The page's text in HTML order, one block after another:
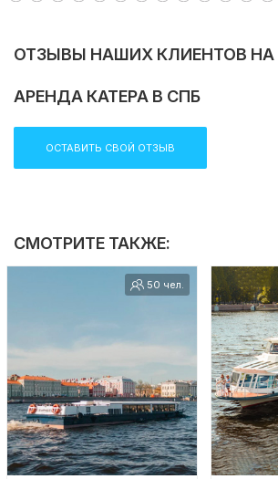
ОТЗЫВЫ НАШИХ КЛИЕНТОВ НА
АРЕНДА КАТЕРА В СПБ
ОСТАВИТЬ СВОЙ ОТЗЫВ
СМОТРИТЕ ТАКЖЕ:
50 чел.